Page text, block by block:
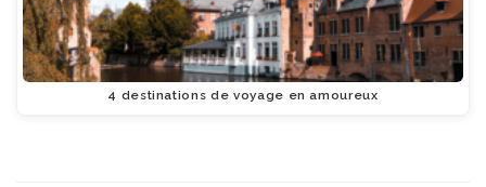
4 destinations de voyage en amoureux